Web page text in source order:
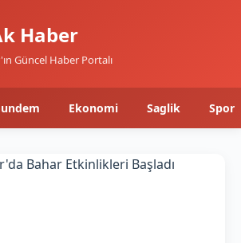
Haber
Güncel Haber Portalı
Ekonomi Saglik Spor